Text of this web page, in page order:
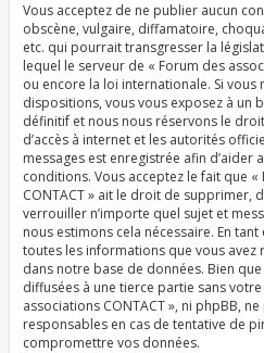
Vous acceptez de ne publier aucun
obscène, vulgaire, diffamatoire,
etc. qui pourrait transgresser la
lequel le serveur de « Forum des
ou encore la loi internationale. Si vous
dispositions, vous vous exposez à un
définitif et nous nous réservons le
d’accès à internet et les autorités
messages est enregistrée afin d’aider
conditions. Vous acceptez le fait que
CONTACT » ait le droit de supprimer,
verrouiller n’importe quel sujet et
nous estimons cela nécessaire. En
toutes les informations que vous avez
dans notre base de données. Bien
diffusées à une tierce partie sans
associations CONTACT », ni phpBB,
responsables en cas de tentative de
compromettre vos données.